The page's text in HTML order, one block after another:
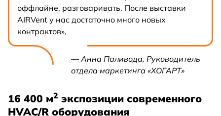
оффлайне, разговаривать. После выставки
AIRVent у нас достаточно много новых
контрактов»,
— Анна Паливода, Руководитель
отдела маркетинга «ХОГАРТ»
16 400 м2 экспозиции современного
HVAC/R оборудования